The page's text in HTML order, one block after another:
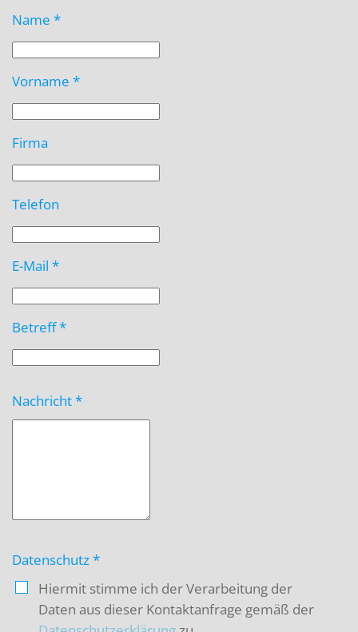
Name *
Vorname *
Firma
Telefon
E-Mail *
Betreff*
Nachricht*
Datenschutz*
Hiermit stimme ich der Verarbeitung der
Daten aus dieser Kontaktanfrage gemäß der